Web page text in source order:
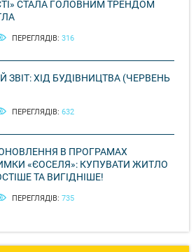
СТАЛА ГОЛОВНИМ ТРЕНДОМ
ПЕРЕГЛЯДІВ: 316
ХІД БУДІВНИЦТВА (ЧЕРВЕНЬ
ПЕРЕГЛЯДІВ: 632
В ПРОГРАМАХ
«ЄОСЕЛЯ»: КУПУВАТИ ЖИТЛО
ТА ВИГІДНІШЕ!
ПЕРЕГЛЯДІВ: 735